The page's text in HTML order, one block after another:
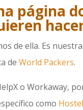
página
de ella. Es
de World Packers.
o Workaway,
como